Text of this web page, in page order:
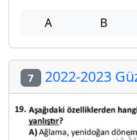
A B
7 2022-2023